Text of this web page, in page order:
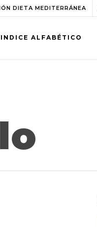
DIETA MEDITERRÁNEA
INDICE ALFABÉTICO